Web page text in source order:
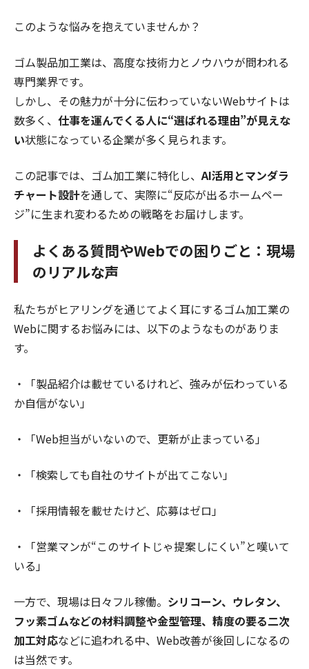
このような悩みを抱えていませんか？
ゴム製品加工業は、高度な技術力とノウハウが問われる
専門業界です。
しかし、その魅力が十分に伝わっていないWebサイトは
数多く、 仕事を運んでくる人に“選ばれる理由”が見えな
い状態になっている企業が多く見られます。
この記事では、ゴム加工業に特化し、AI活用とマンダラ
チャート設計を通して、実際に“反応が出るホームペー
ジ”に生まれ変わるための戦略をお届けします。
よくある質問やWebでの困りごと：現場
のリアルな声
私たちがヒアリングを通じてよく耳にするゴム加工業の
Webに関するお悩みには、以下のようなものがありま
す。
・「製品紹介は載せているけれど、強みが伝わっている
か自信がない」
・「Web担当がいないので、更新が止まっている」
・「検索しても自社のサイトが出てこない」
・「採用情報を載せたけど、応募はゼロ」
・「営業マンが“このサイトじゃ提案しにくい”と嘆いて
いる」
一方で、現場は日々フル稼働。 シリコーン、ウレタン、
フッ素ゴムなどの材料調整や金型管理、精度の要る二次
加工対応などに追われる中、Web改善が後回しになるの
は当然です。